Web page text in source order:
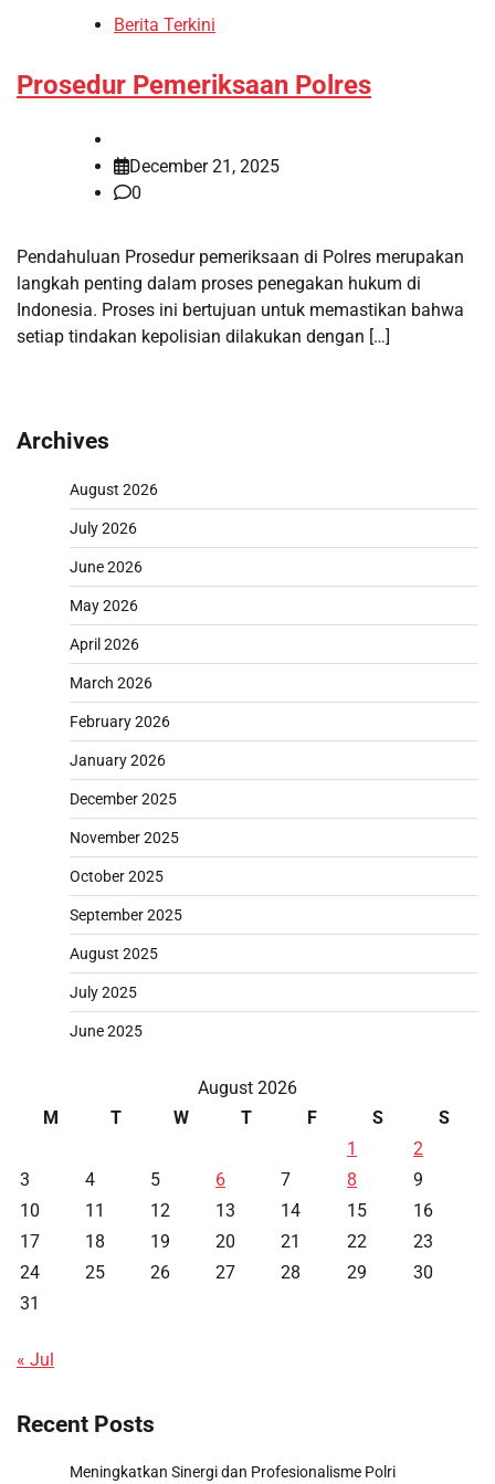
Berita Terkini
Prosedur Pemeriksaan Polres
December 21, 2025
0
Pendahuluan Prosedur pemeriksaan di Polres merupakan
langkah penting dalam proses penegakan hukum di
Indonesia. Proses ini bertujuan untuk memastikan bahwa
setiap tindakan kepolisian dilakukan dengan […]
Archives
August 2026
July 2026
June 2026
May 2026
April 2026
March 2026
February 2026
January 2026
December 2025
November 2025
October 2025
September 2025
August 2025
July 2025
June 2025
August 2026
M
T W T F S
S
1
2
3
4 5 6 7 8
9
10
11 12 13 14 15
16
17
18 19 20 21 22
23
24
25 26 27 28 29
30
31
« Jul
Recent Posts
Meningkatkan Sinergi dan Profesionalisme Polri